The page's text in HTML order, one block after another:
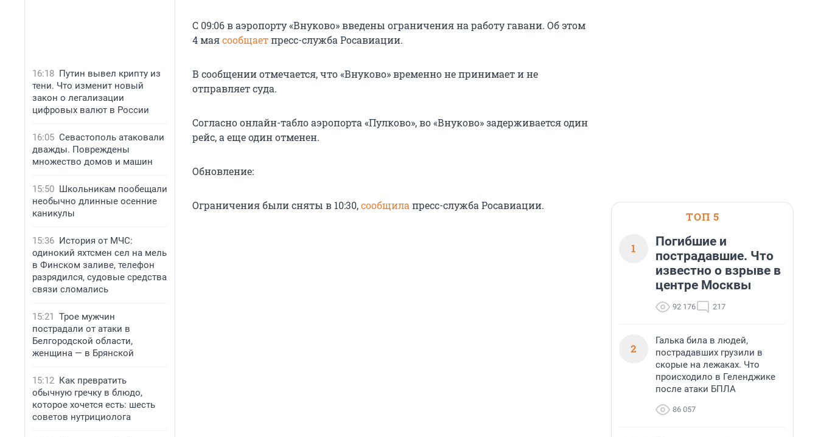
16:18 Путин вывел крипту из
тени. Что изменит новый
закон о легализации
цифровых валют в России
16:05 Севастополь атаковали
дважды. Повреждены
множество домов и машин
15:50 Школьникам пообещали
необычно длинные осенние
каникулы
15:36 История от МЧС:
одинокий яхтсмен сел на мель
в Финском заливе, телефон
разрядился, судовые средства
связи сломались
15:21 Трое мужчин
пострадали от атаки в
Белгородской области,
женщина — в Брянской
15:12 Как превратить
обычную гречку в блюдо,
которое хочется есть: шесть
советов нутрициолога
С 09:06 в аэропорту «Внуково» введены ограничения на работу гавани. Об этом
4 маясообщаетпресс-служба Росавиации.
В сообщении отмечается, что «Внуково» временно не принимает и не
отправляет суда.
Согласно онлайн-табло аэропорта «Пулково», во «Внуково» задерживается один
рейс, а еще один отменен.
Обновление:
Ограничения были сняты в 10:30,сообщила пресс-служба Росавиации.
ТОП 5
1
Погибшие и
пострадавшие. Что
известно о взрыве в
центре Москвы
92 176 217
2
Галька била в людей,
пострадавших грузили в
скорые на лежаках. Что
происходило в Геленджике
после атаки БПЛА
86 057